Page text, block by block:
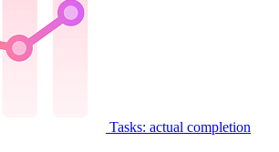
Tasks: actual completion